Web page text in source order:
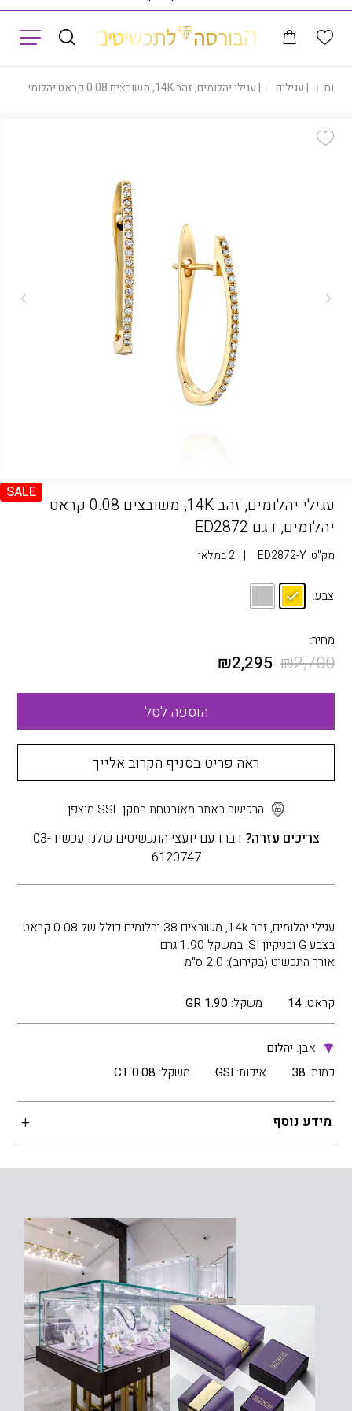
חנות |עגילים |עגילי יהלומים, זהב 14K, משובצים 0.08 קראט יהלומים, דגם ED2872
SALE
עגילי יהלומים, זהב 14K, משובצים 0.08 קראט
יהלומים, דגם ED2872
מק"ט:ED2872-Y
| 2 במלאי
צבע:
מחיר:
₪2,700
₪2,295
הוספה לסל
ראה פריט בסניף הקרוב אלייך
הרכישה באתר מאובטחת בתקן SSL מוצפן
צריכים עזרה?
דברו עם יועצי התכשיטים שלנו עכשיו 03-
6120747
עגילי יהלומים, זהב 14k, משובצים 38 יהלומים כולל של 0.08 קראט
בצבע G ובניקיון SI, במשקל 1.90 גרם
אורך התכשיט (בקירוב): 2.0 ס"מ
קראט: 14 משקל: 1.90 GR
אבן:יהלום
כמות: 38 איכות: GSI משקל: 0.08 CT
מידע נוסף